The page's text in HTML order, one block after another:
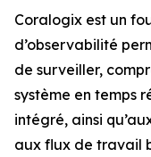
Coralogix est un
d’observabilité
de surveiller,
système en temps
intégré, ainsi
aux flux de travail